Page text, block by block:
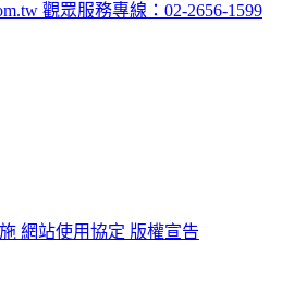
觀眾服務專線：02-2656-1599
網站使用協定 版權宣告